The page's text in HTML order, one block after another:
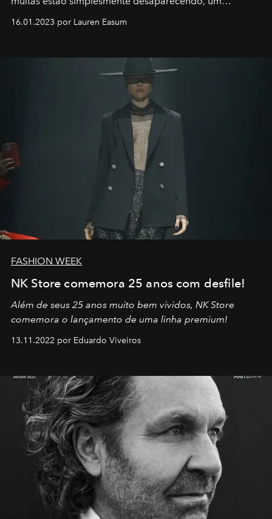
transportador AMTD abrindo caminho para muitos
por propósitos, com um claro senso de missão na vida e
16.01.2023 por Lauren Easum
FASHION WEEK
NK Store comemora 25 anos com desfile!
Além de seus 25 anos muito bem vividos, NK Store
comemora o lançamento de uma linha premium!
13.11.2022 por Eduardo Viveiros